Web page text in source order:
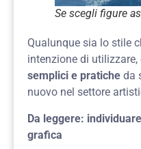
Se scegli figure
Qualunque sia lo stile
intenzione di
semplici e pratiche da
nuovo nel settore
Da leggere:
grafica